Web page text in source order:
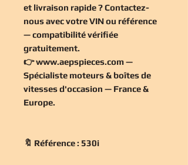
et livraison rapide ? Contactez-
nous avec votre VIN ou référence
— compatibilité vérifiée
gratuitement.
👉www.aepspieces.com—
Spécialiste moteurs & boîtes de
vitesses d'occasion — France &
Europe.
🔖 Référence : 530i